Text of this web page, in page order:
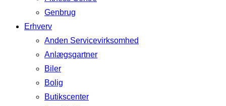
Genbrug
Erhverv
Anden Servicevirksomhed
Anlægsgartner
Biler
Bolig
Butikscenter